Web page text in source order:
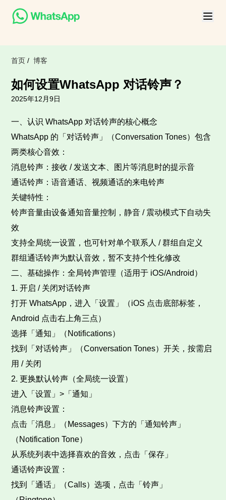
首页 / 博客
如何设置WhatsApp 对话铃声？
2025年12月9日
一、认识 WhatsApp 对话铃声的核心概念​
WhatsApp 的「对话铃声」（Conversation Tones）包含
两类核心音效：​
消息铃声：接收 / 发送文本、图片等消息时的提示音​
通话铃声：语音通话、视频通话的来电铃声​
关键特性：​
铃声音量由设备通知音量控制，静音 / 震动模式下自动失
效​
支持全局统一设置，也可针对单个联系人 / 群组自定义​
群组通话铃声为默认音效，暂不支持个性化修改​
二、基础操作：全局铃声管理（适用于 iOS/Android）​
1. 开启 / 关闭对话铃声​
打开 WhatsApp，进入「设置」（iOS 点击底部标签，
Android 点击右上角三点）​
选择「通知」（Notifications）​
找到「对话铃声」（Conversation Tones）开关，按需启
用 / 关闭​
2. 更换默认铃声（全局统一设置）​
进入「设置」>「通知」​
消息铃声设置：​
点击「消息」（Messages）下方的「通知铃声」
（Notification Tone）​
从系统列表中选择喜欢的音效，点击「保存」​
通话铃声设置：​
找到「通话」（Calls）选项，点击「铃声」